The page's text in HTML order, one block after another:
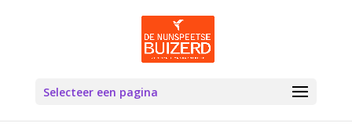
Selecteer een pagina